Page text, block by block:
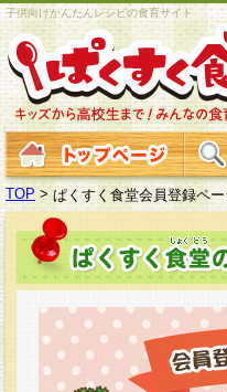
子供向けかんたんレシピの食育サイト
TOP > ぱくすく食堂会員登録ペー